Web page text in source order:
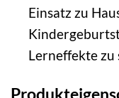
Einsatz zu
Lerneffekte zu